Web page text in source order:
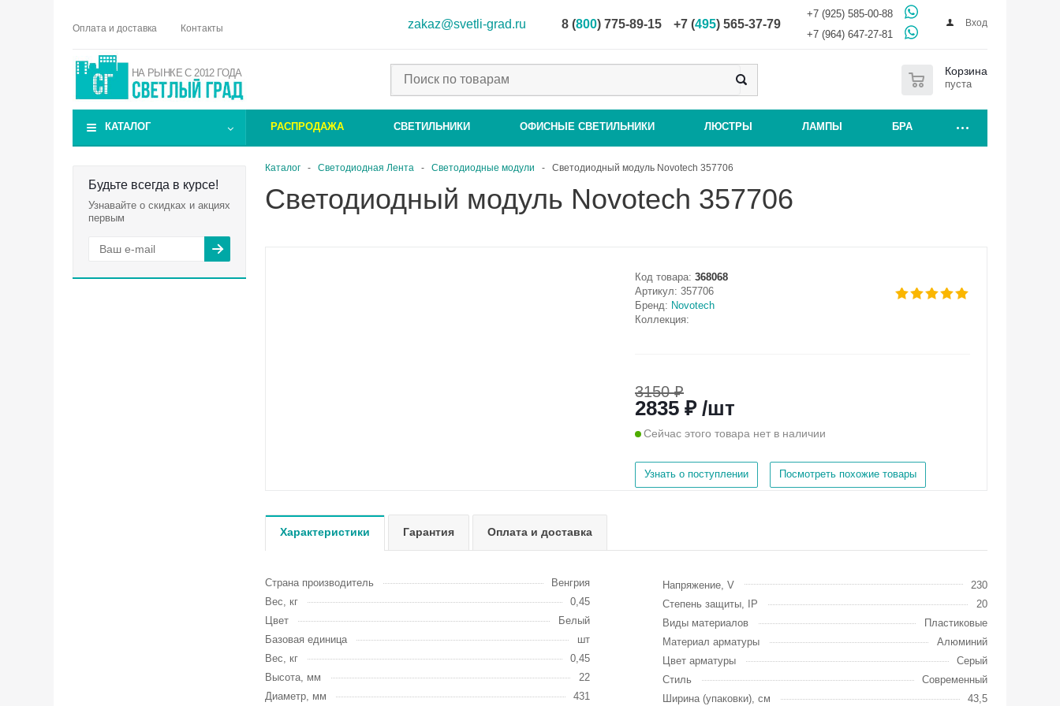
Оплата и доставка Контакты zakaz@svetli-grad.ru 8 (800) 775-89-15 +7 (495) 565-37-79
+7 (925) 585-00-88
+7 (964) 647-27-81
Вход
НА РЫНКЕ С 2012 ГОДА Корзина
пуста
КАТАЛОГ РАСПРОДАЖА СВЕТИЛЬНИКИ ОФИСНЫЕ СВЕТИЛЬНИКИ ЛЮСТРЫ ЛАМПЫ БРА
Будьте всегда в курсе!
Узнавайте о скидках и акциях
первым
Каталог - Светодиодная Лента - Светодиодные модули - Светодиодный модуль Novotech 357706
Светодиодный модуль Novotech 357706
Код товара: 368068
Артикул: 357706
Бренд: Novotech
Коллекция:
3150 ₽
2835 ₽ /шт
Сейчас этого товара нет в наличии
Узнать о поступлении Посмотреть похожие товары
Характеристики Гарантия Оплата и доставка
Страна производитель
Венгрия
Вес, кг
0,45
Цвет
Белый
Базовая единица
шт
Вес, кг
0,45
Высота, мм
22
Диаметр, мм
431
Напряжение, V
230
Степень защиты, IP
20
Виды материалов
Пластиковые
Материал арматуры
Алюминий
Цвет арматуры
Серый
Стиль
Современный
Ширина (упаковки), см
43,5